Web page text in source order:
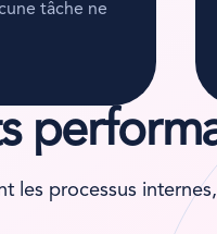
tâche ne
processus